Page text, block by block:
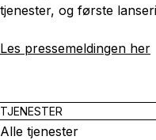
tjenester, og første
Les pressemeldingen her
TJENESTER
Alle tjenester